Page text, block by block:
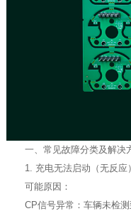
一、常见故障分类及解决
1. 充电无法启动（无反应）
可能原因：
CP信号异常：车辆未检测